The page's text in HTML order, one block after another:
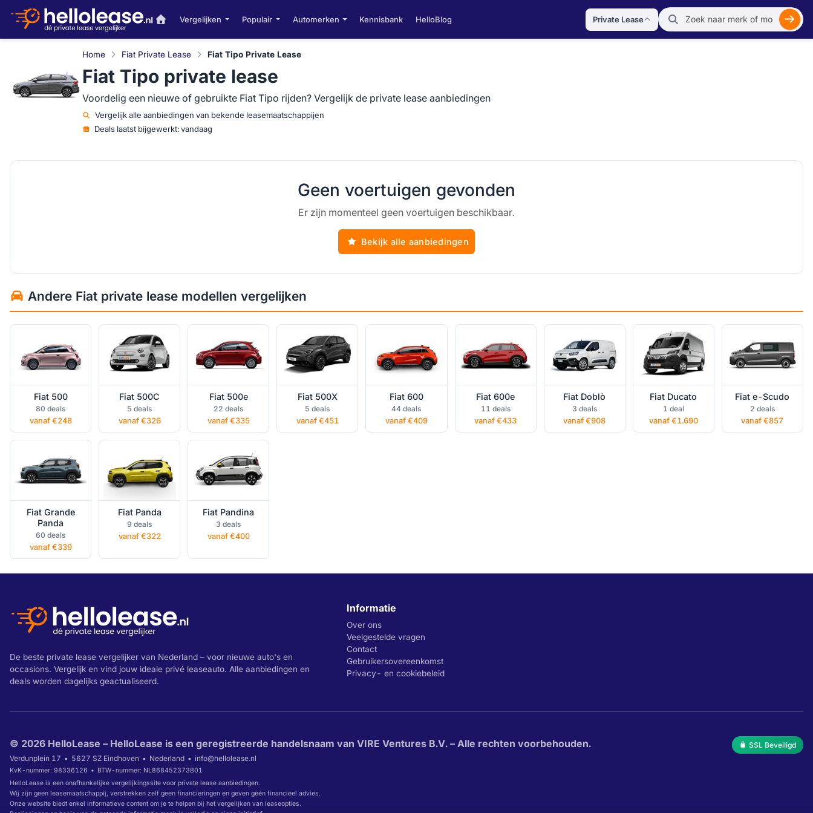
Vergelijken Populair Automerken Kennisbank HelloBlog Private Lease
Home Fiat Private Lease Fiat Tipo Private Lease
Fiat Tipo private lease
Voordelig een nieuwe of gebruikte Fiat Tipo rijden? Vergelijk de private lease aanbiedingen
Vergelijkalle aanbiedingen van bekende leasemaatschappijen
Deals laatst bijgewerkt:vandaag
Geen voertuigen gevonden
Er zijn momenteel geen voertuigen beschikbaar.
Bekijk alle aanbiedingen
Andere Fiat private lease modellen vergelijken
Fiat 500 private
lease
Fiat 500
80 deals
vanaf €248
Fiat 500C
private lease
Fiat 500C
5 deals
vanaf €326
Fiat 500e
private lease
Fiat 500e
22 deals
vanaf €335
private lease
Fiat 500X
5 deals
vanaf €451
Fiat 600
44 deals
vanaf €409
Fiat 600e
11 deals
vanaf €433
Fiat Doblò
3 deals
vanaf €908
Fiat Ducato
1 deal
vanaf €1.690
Fiat e-Scudo
2 deals
vanaf €857
Fiat Grande
Panda private
lease
Fiat Grande
Panda
60 deals
vanaf €339
Fiat Panda
private lease
Fiat Panda
9 deals
vanaf €322
Fiat Pandina
private lease
Fiat Pandina
3 deals
vanaf €400
De beste private lease vergelijker van Nederland – voor nieuwe auto's en
occasions. Vergelijk en vind jouw ideale privé leaseauto. Alle aanbiedingen en
deals worden dagelijks geactualiseerd.
Informatie
Over ons
Veelgestelde vragen
Contact
Gebruikersovereenkomst
Privacy- en cookiebeleid
© 2026 HelloLease – HelloLease is een geregistreerde handelsnaam van VIRE Ventures B.V. – Alle rechten voorbehouden.
Verdunplein 17 5627 SZ Eindhoven Nederland info@hellolease.nl
KvK-nummer: 98336126
BTW-nummer: NL868452373B01
HelloLease is een onafhankelijke vergelijkingssite voor private lease aanbiedingen.
Wij zijn geen leasemaatschappij, verstrekken zelf geen financieringen en geven géén financieel advies.
Onze website biedt enkel informatieve content om je te helpen bij het vergelijken van leaseopties.
SSL Beveiligd